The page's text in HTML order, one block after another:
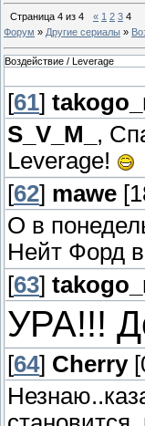
Страница 4 из 4 « 1 2 3 4
Форум » Другие сериалы »
Воздействие / Leverage
[61]
S_V_M_ ,
Leverage!
[62] mawe
О в
Нейт Форд
[63]
УРА!!!
[64] Cherry